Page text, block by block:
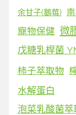
余甘子(鵝莓)
寵物保健 微
戊糖乳桿菌
柿子萃取物
水解蛋白
泡菜乳酸菌